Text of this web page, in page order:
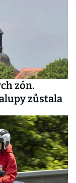
zón.
zůstala